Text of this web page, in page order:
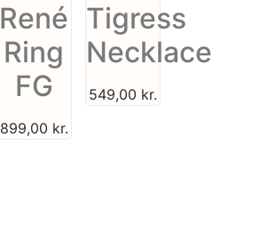
René
Ring
FG
899,00 kr.
Tigress
Necklace
549,00 kr.